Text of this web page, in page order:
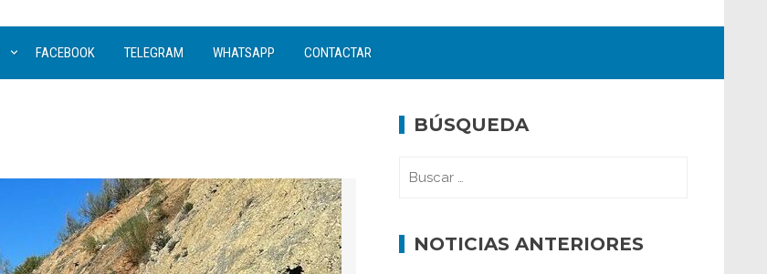
FACEBOOK TELEGRAM WHATSAPP CONTACTAR
BÚSQUEDA
NOTICIAS ANTERIORES